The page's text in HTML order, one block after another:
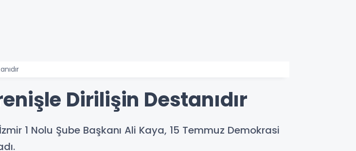
Dirilişin Destanıdır
1 Nolu Şube Başkanı Ali Kaya, 15 Temmuz Demokrasi